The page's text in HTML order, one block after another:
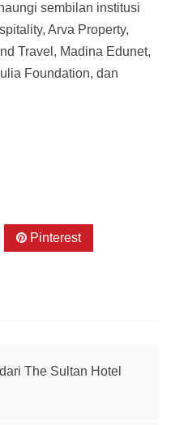
sembilan institusi
Arva Property,
Travel, Madina Edunet,
Foundation, dan
Pinterest
The Sultan Hotel